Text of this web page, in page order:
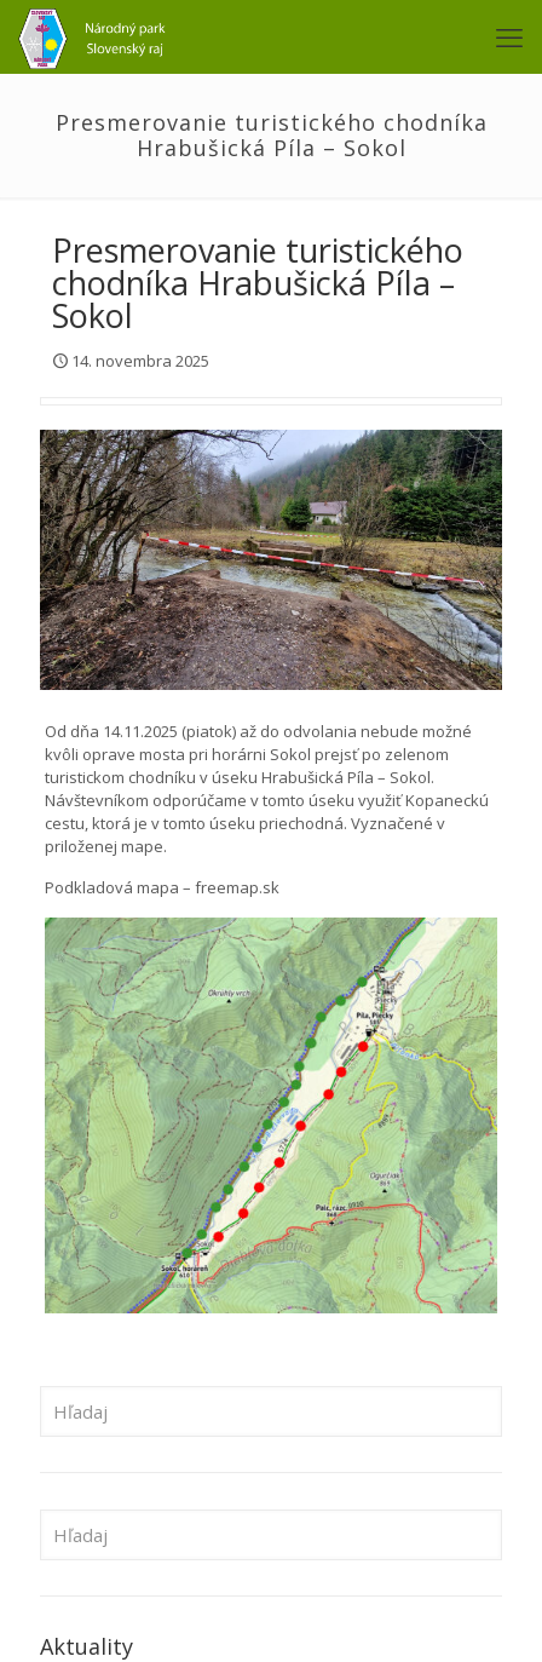
Presmerovanie turistického chodníka
Hrabušická Píla – Sokol
Presmerovanie turistického
chodníka Hrabušická Píla –
Sokol
14. novembra 2025
Od dňa 14.11.2025 (piatok) až do odvolania nebude možné
kvôli oprave mosta pri horárni Sokol prejsť po zelenom
turistickom chodníku v úseku Hrabušická Píla – Sokol.
Návštevníkom odporúčame v tomto úseku využiť Kopaneckú
cestu, ktorá je v tomto úseku priechodná. Vyznačené v
priloženej mape.
Podkladová mapa – freemap.sk
Aktuality